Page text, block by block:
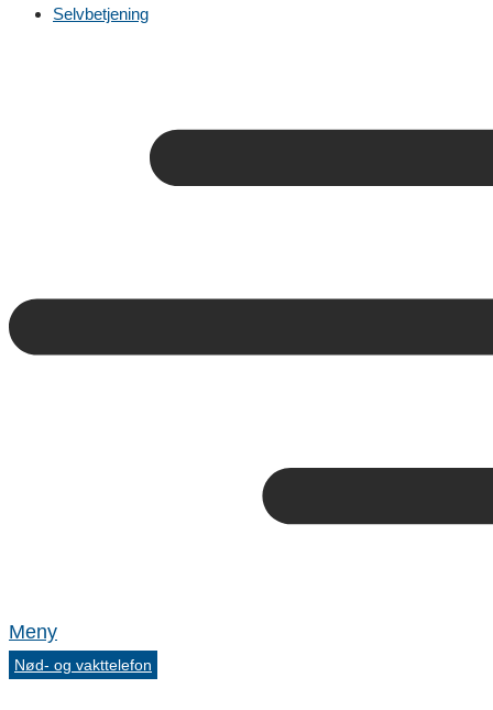
Selvbetjening
Meny
Nød- og vakttelefon